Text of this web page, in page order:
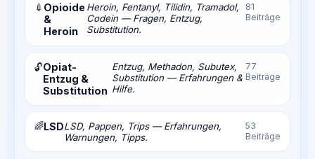
💉 Opioide
&
Heroin
Heroin, Fentanyl, Tilidin, Tramadol,
Codein — Fragen, Entzug,
Substitution.
81
Beiträge
🔓Opiat-
Entzug &
Substitution
Entzug, Methadon, Subutex,
Substitution — Erfahrungen &
Hilfe.
77
Beiträge
🌈LSDLSD, Pappen, Trips — Erfahrungen,
Warnungen, Tipps.
53
Beiträge